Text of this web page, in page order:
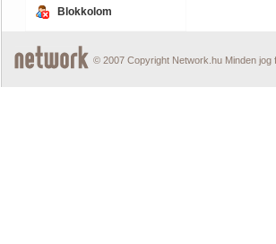
Blokkolom
© 2007 Copyright Network.hu Minden jog